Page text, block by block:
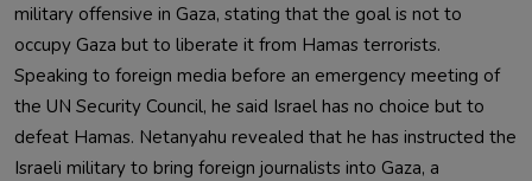
military offensive in Gaza, stating that the goal is not to
occupy Gaza but to liberate it from Hamas terrorists.
Speaking to foreign media before an emergency meeting of
the UN Security Council, he said Israel has no choice but to
defeat Hamas. Netanyahu revealed that he has instructed the
Israeli military to bring foreign journalists into Gaza, a